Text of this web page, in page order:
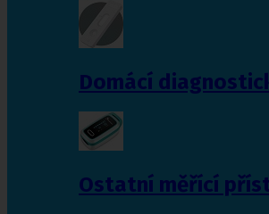
Domácí
Ostatní měřící